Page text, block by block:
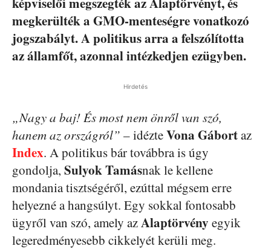
megkerülték a GMO-menteségre vonatkozó
jogszabályt. A politikus arra a felszólította
az államfőt, azonnal intézkedjen ezügyben.
Hirdetés
„Nagy a baj! És most nem önről van szó,
hanem az országról” – idézteVona Gábortaz
Index. A politikus bár továbbra is úgy
gondolja, Sulyok Tamásnak le kellene
mondania tisztségéről, ezúttal mégsem erre
helyezné a hangsúlyt. Egy sokkal fontosabb
ügyről van szó, amely azAlaptörvény egyik
legeredményesebb cikkelyét kerüli meg.